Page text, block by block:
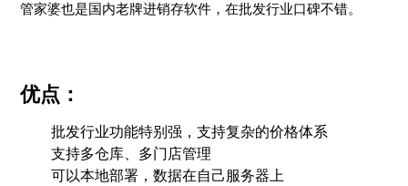
管家婆也是国内老牌进销存软件，在批发行业口碑不错。
优点：
批发行业功能特别强，支持复杂的价格体系
支持多仓库、多门店管理
可以本地部署，数据在自己服务器上